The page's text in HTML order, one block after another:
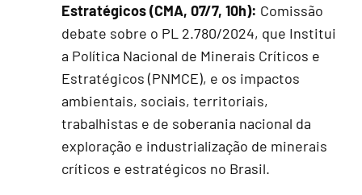
Estratégicos (CMA, 07/7, 10h): Comissão
debate sobre o PL 2.780/2024, que Institui
a Política Nacional de Minerais Críticos e
Estratégicos (PNMCE), e os impactos
ambientais, sociais, territoriais,
trabalhistas e de soberania nacional da
exploração e industrialização de minerais
críticos e estratégicos no Brasil.